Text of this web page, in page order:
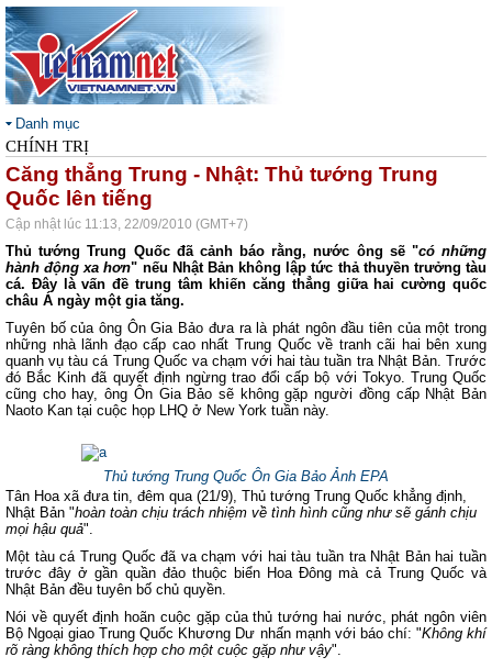
Danh mục
CHÍNH TRỊ
Căng thẳng Trung - Nhật: Thủ tướng Trung
Quốc lên tiếng
Cập nhật lúc 11:13, 22/09/2010 (GMT+7)
Thủ tướng Trung Quốc đã cảnh báo rằng, nước ông sẽ "có những
hành động xa hơn" nếu Nhật Bản không lập tức thả thuyền trưởng tàu
cá. Đây là vấn đề trung tâm khiến căng thẳng giữa hai cường quốc
châu Á ngày một gia tăng.
Tuyên bố của ông Ôn Gia Bảo đưa ra là phát ngôn đầu tiên của một trong
những nhà lãnh đạo cấp cao nhất Trung Quốc về tranh cãi hai bên xung
quanh vụ tàu cá Trung Quốc va chạm với hai tàu tuần tra Nhật Bản. Trước
đó Bắc Kinh đã quyết định ngừng trao đổi cấp bộ với Tokyo. Trung Quốc
cũng cho hay, ông Ôn Gia Bảo sẽ không gặp người đồng cấp Nhật Bản
Naoto Kan tại cuộc họp LHQ ở New York tuần này.
Thủ tướng Trung Quốc Ôn Gia BảoẢnh EPA
Tân Hoa xã đưa tin, đêm qua (21/9), Thủ tướng Trung Quốc khẳng định,
Nhật Bản "hoàn toàn chịu trách nhiệm về tình hình cũng như sẽ gánh chịu
mọi hậu quả".
Một tàu cá Trung Quốc đã va chạm với hai tàu tuần tra Nhật Bản hai tuần
trước đây ở gần quần đảo thuộc biển Hoa Đông mà cả Trung Quốc và
Nhật Bản đều tuyên bố chủ quyền.
Nói về quyết định hoãn cuộc gặp của thủ tướng hai nước, phát ngôn viên
Bộ Ngoại giao Trung Quốc Khương Dư nhấn mạnh với báo chí: "Không khí
rõ ràng không thích hợp cho một cuộc gặp như vậy".